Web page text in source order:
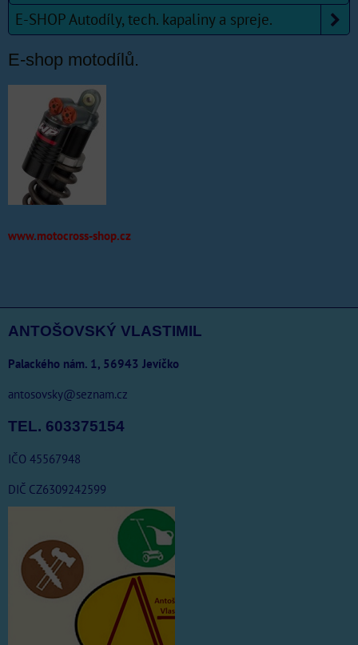
E-SHOP Autodíly, tech. kapaliny a spreje.
E-shop motodílů.
www.motocross-shop.cz
ANTOŠOVSKÝ VLASTIMIL
Palackého nám. 1, 56943 Jevíčko
antosovsky@seznam.cz
TEL. 603375154
IČO 45567948
DIČ CZ6309242599